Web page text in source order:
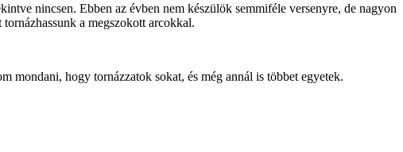
nincsen. Ebben az évben nem készülök semmiféle versenyre, de nagyon
a megszokott arcokkal.
mondani, hogy tornázzatok sokat, és még annál is többet egyetek.